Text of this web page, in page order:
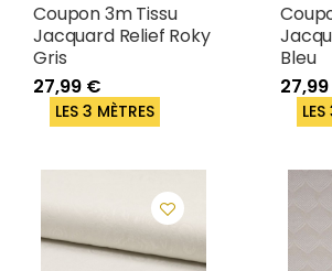
Coupon 3m Tissu
Jacquard Relief Roky
Gris
27,99 €
LES 3 MÈTRES
Bleu